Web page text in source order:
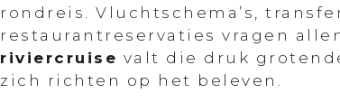
rondreis. Vluchtschema’s,
restaurantreservaties vragen
riviercruise valt die druk
zich richten op het beleven.